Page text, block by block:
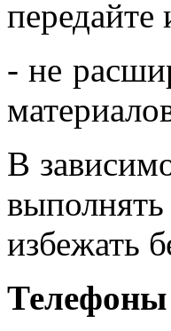
- не
В
избежать
Телефоны